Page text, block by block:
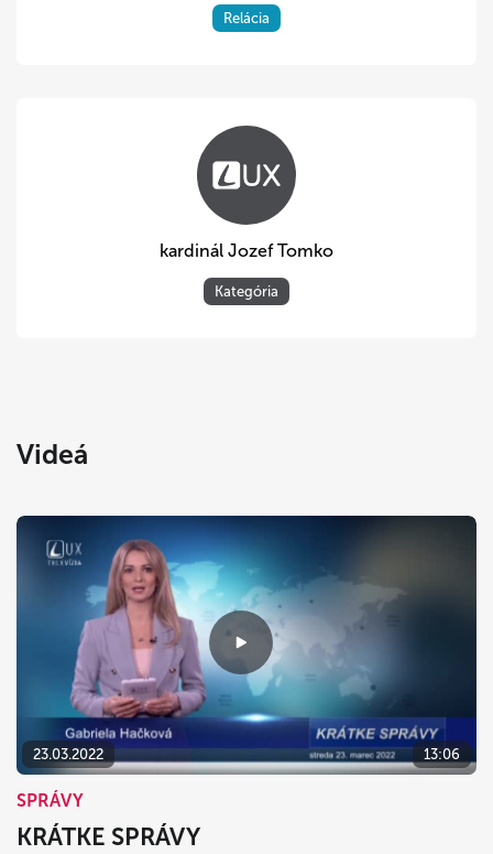
Relácia
kardinál Jozef Tomko
Kategória
Videá
23.03.2022 13:06
SPRÁVY
KRÁTKE SPRÁVY